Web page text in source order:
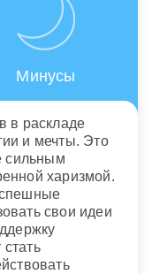
Минусы
в раскладе
и мечты. Это
сильным
харизмой.
свои идеи